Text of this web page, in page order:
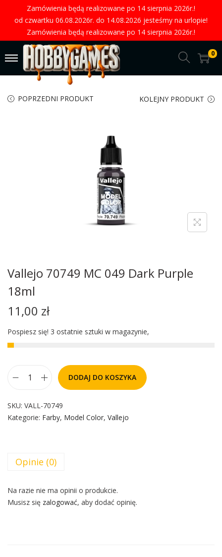
Zamówienia będą realizowane po 14 sierpnia 2026r.!
od czwartku 06.08.2026r. do 14.08.2026 jesteśmy na urlopie!
Zamówienia będą realizowane po 14 sierpnia 2026r.!
0
POPRZEDNI PRODUKT KOLEJNY PRODUKT
Vallejo 70749 MC 049 Dark Purple
18ml
11,00 zł
Pospiesz się! 3 ostatnie sztuki w magazynie,
DODAJ DO KOSZYKA
SKU: VALL-70749
Kategorie: Farby, Model Color, Vallejo
Opinie (0)
Na razie nie ma opinii o produkcie.
Musisz się zalogować, aby dodać opinię.